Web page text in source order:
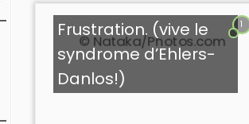
1
Frustration. (vive le
syndrome d’Ehlers-
Danlos!)